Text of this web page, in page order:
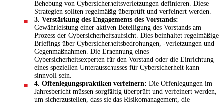
Behebung von Cybersicherheitsverletzungen definieren. Diese
Strategien sollten regelmäßig überprüft und verfeinert werden.
3. Verstärkung des Engagements des Vorstands:
Gewährleistung einer aktiven Beteiligung des Vorstands am
Prozess der Cybersicherheitsaufsicht. Dies beinhaltet regelmäßige
Briefings über Cybersicherheitsbedrohungen, -verletzungen und
Gegenmaßnahmen. Die Ernennung eines
Cybersicherheitsexperten für den Vorstand oder die Einrichtung
eines speziellen Unterausschusses für Cybersicherheit kann
sinnvoll sein.
4. Offenlegungspraktiken verfeinern: Die Offenlegungen im
Jahresbericht müssen sorgfältig überprüft und verfeinert werden,
um sicherzustellen, dass sie das Risikomanagement, die